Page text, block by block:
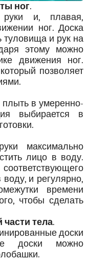
ног.
и, плавая,
ног. Доска
туловища и рук на
этому можно
движения ног.
позволяет
плыть в умеренно-
выбирается в
максимально
лицо в воду.
и регулярно,
времени
чтобы сделать
части тела.
доски
доски можно